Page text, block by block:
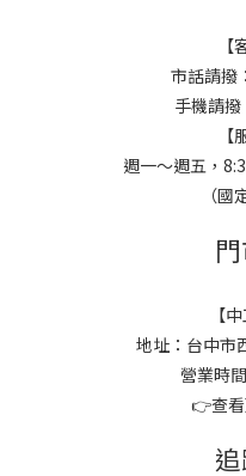
【
市話請撥
手機請
【
週一～週五，
（國
【
地址：台中市
營業時
👉查